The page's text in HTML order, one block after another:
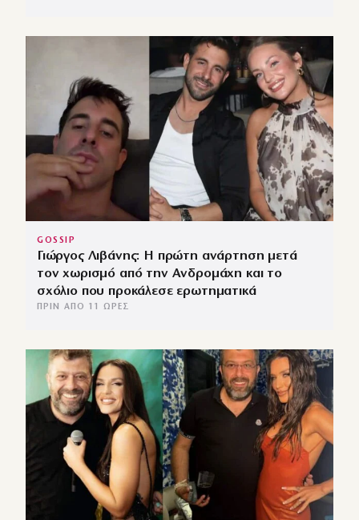
GOSSIP
Γιώργος Λιβάνης: Η πρώτη ανάρτηση μετά
τον χωρισμό από την Ανδρομάχη και το
σχόλιο που προκάλεσε ερωτηματικά
ΠΡΙΝ ΑΠΌ 11 ΏΡΕΣ